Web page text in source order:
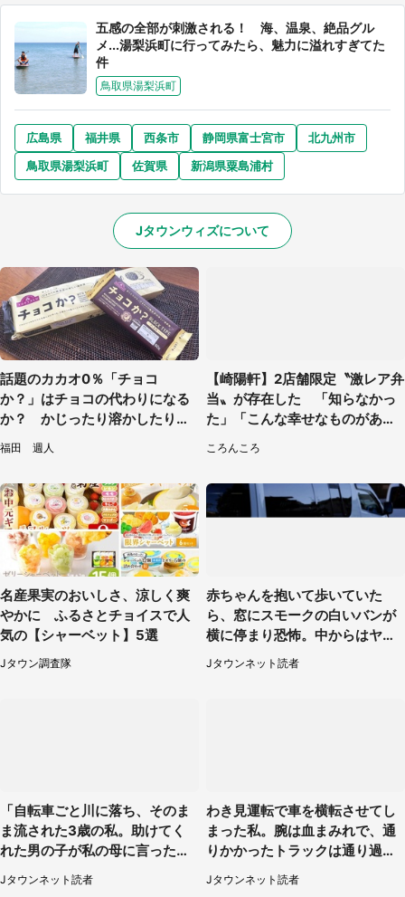
五感の全部が刺激される！ 海、温泉、絶品グル
メ...湯梨浜町に行ってみたら、魅力に溢れすぎてた
件
鳥取県湯梨浜町
広島県 福井県 西条市 静岡県富士宮市
北九州市
鳥取県湯梨浜町
佐賀県 新潟県粟島浦村
Jタウンウィズについて
話題のカカオ0％「チョコ
か？」はチョコの代わりになる
か？ かじったり溶かしたりし
て食べてみた
福田 週人
【崎陽軒】2店舗限定〝激レア弁
当〟が存在した 「知らなかっ
た」「こんな幸せなものがあっ
ころんころ
名産果実のおいしさ、涼しく爽
やかに ふるさとチョイスで人
気の【シャーベット】5選
Jタウン調査隊
赤ちゃんを抱いて歩いていた
ら、窓にスモークの白いバンが
横に停まり恐怖。中からはヤン
チャそうな男性が...（神奈川
県・40代女性）
Jタウンネット読者
「自転車ごと川に落ち、そのま
ま流された3歳の私。助けてく
れた男の子が私の母に言ったの
は...」（千葉県・20代女性）
Jタウンネット読者
わき見運転で車を横転させてし
まった私。腕は血まみれで、通
りかかったトラックは通り過ぎ
ていき...（福岡県・30代女性）
Jタウンネット読者